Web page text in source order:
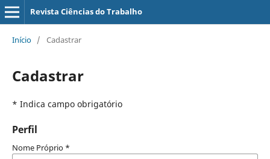
Revista Ciências do Trabalho
Início / Cadastrar
Cadastrar
* Indica campo obrigatório
Perfil
Nome Próprio *